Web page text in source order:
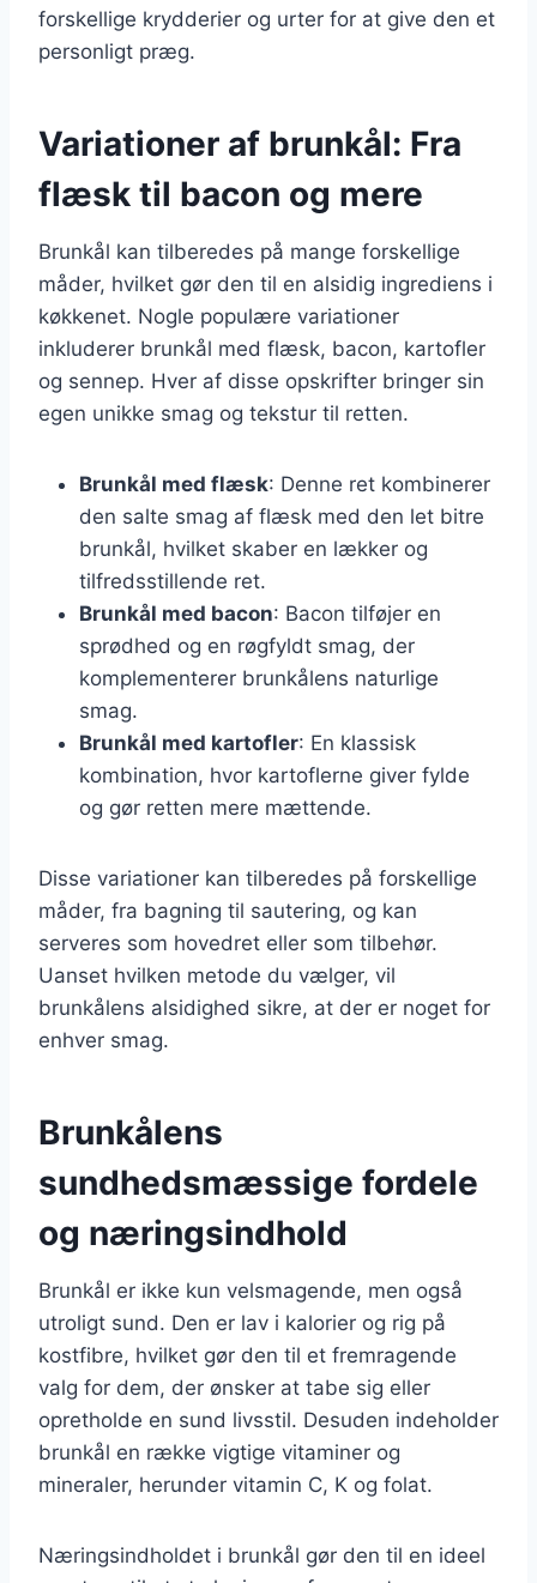
forskellige krydderier og urter for at give den et
personligt præg.
Variationer af brunkål: Fra
flæsk til bacon og mere
Brunkål kan tilberedes på mange forskellige
måder, hvilket gør den til en alsidig ingrediens i
køkkenet. Nogle populære variationer
inkluderer brunkål med flæsk, bacon, kartofler
og sennep. Hver af disse opskrifter bringer sin
egen unikke smag og tekstur til retten.
Brunkål med flæsk: Denne ret kombinerer
den salte smag af flæsk med den let bitre
brunkål, hvilket skaber en lækker og
tilfredsstillende ret.
Brunkål med bacon: Bacon tilføjer en
sprødhed og en røgfyldt smag, der
komplementerer brunkålens naturlige
smag.
Brunkål med kartofler: En klassisk
kombination, hvor kartoflerne giver fylde
og gør retten mere mættende.
Disse variationer kan tilberedes på forskellige
måder, fra bagning til sautering, og kan
serveres som hovedret eller som tilbehør.
Uanset hvilken metode du vælger, vil
brunkålens alsidighed sikre, at der er noget for
enhver smag.
Brunkålens
sundhedsmæssige fordele
og næringsindhold
Brunkål er ikke kun velsmagende, men også
utroligt sund. Den er lav i kalorier og rig på
kostfibre, hvilket gør den til et fremragende
valg for dem, der ønsker at tabe sig eller
opretholde en sund livsstil. Desuden indeholder
brunkål en række vigtige vitaminer og
mineraler, herunder vitamin C, K og folat.
Næringsindholdet i brunkål gør den til en ideel